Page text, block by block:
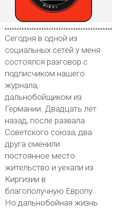
Сегодня в одной из
социальных сетей у меня
состоялся разговор с
подписчиком нашего
журнала,
дальнобойщиком из
Германии. Двадцать лет
назад, после развала
Советского союза, два
друга сменили
постоянное место
жительство и уехали из
Киргизии в
благополучную Европу.
Но дальнобойная жизнь